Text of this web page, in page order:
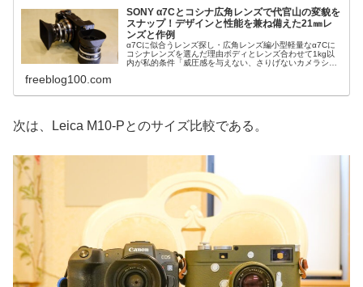
SONY α7Cとコシナ広角レンズで代官山の変貌を
スナップ！デザインと性能を兼ね備えた21㎜レ
ンズと作例
α7Cに似合うレンズ探し・広角レンズ編小型軽量なα7Cに
コシナレンズを選んだ理由ボディとレンズ合わせて1kg以
内が私的条件「威圧感を与えない、さりげないカメラシス
なる。しかし、小さなセンサーでは暗所のノイズも気にな
ラの最大のメリットは小型軽量化できることだと考えてい
る私は買わないわけにはいかなかった。前回のブログで、
freeblog100.com
次は、Leica M10-Pとのサイズ比較である。